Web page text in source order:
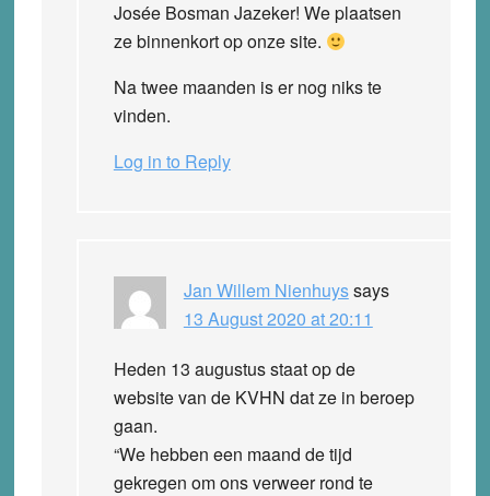
Josée Bosman Jazeker! We plaatsen
ze binnenkort op onze site.
Na twee maanden is er nog niks te
vinden.
Log in to Reply
Jan Willem Nienhuyssays
13 August 2020 at 20:11
Heden 13 augustus staat op de
website van de KVHN dat ze in beroep
gaan.
“We hebben een maand de tijd
gekregen om ons verweer rond te